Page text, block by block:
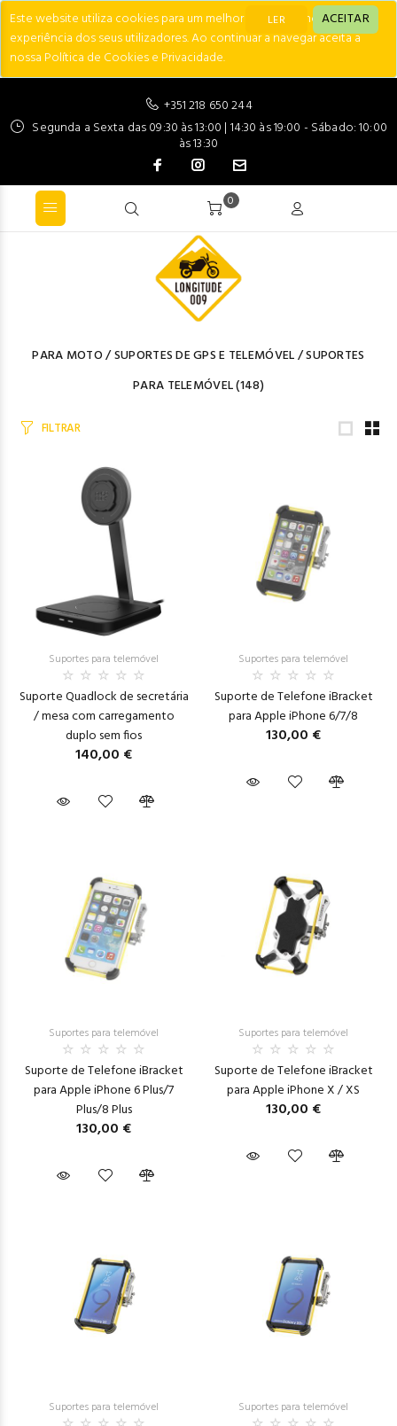
Este website utiliza cookies para um melhor desempenho e
experiência dos seus utilizadores. Ao continuar a navegar aceita a
nossa Política de Cookies e Privacidade.
LER ACEITAR
+351 218 650 244
Segunda a Sexta das 09:30 às 13:00 | 14:30 às 19:00 - Sábado: 10:00
às 13:30
0
PARA MOTO/SUPORTES DE GPS E TELEMÓVEL/SUPORTES
PARA TELEMÓVEL(148)
FILTRAR
Suportes para telemóvel
Suporte Quadlock de secretária
/ mesa com carregamento
duplo sem fios
140,00 €
Suportes para telemóvel
Suporte de Telefone iBracket
para Apple iPhone 6/7/8
130,00 €
Suportes para telemóvel
Suporte de Telefone iBracket
para Apple iPhone 6 Plus/7
Plus/8 Plus
130,00 €
Suportes para telemóvel
Suporte de Telefone iBracket
para Apple iPhone X / XS
130,00 €
Suportes para telemóvel Suportes para telemóvel